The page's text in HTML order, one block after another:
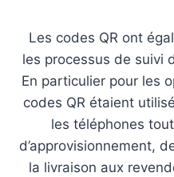
Les codes QR ont
les processus de suivi
En particulier pour les
codes QR étaient
les téléphones
d’approvisionnement,
la livraison aux